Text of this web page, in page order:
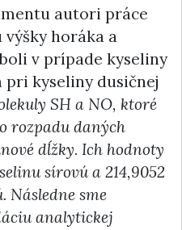
autori práce
horáka a
v prípade kyseliny
pri kyseliny dusičnej
SH a NO, ktoré
rozpadu daných
dĺžky. Ich hodnoty
sírovú a 214,9052
Následne sme
analytickej